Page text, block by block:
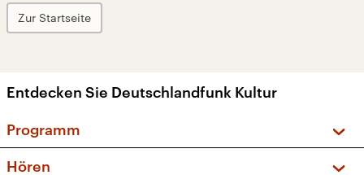
Zur Startseite
Entdecken Sie Deutschlandfunk Kultur
Programm
Hören